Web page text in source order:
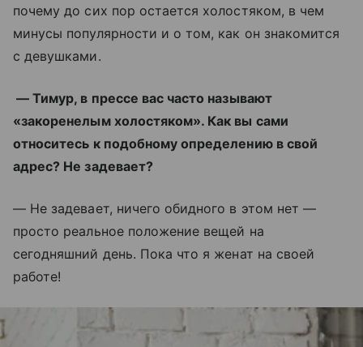
почему до сих пор остается холостяком, в чем
минусы популярности и о том, как он знакомится
с девушками.
— Тимур, в прессе вас часто называют
«закоренелым холостяком». Как вы сами
относитесь к подобному определению в свой
адрес? Не задевает?
— Не задевает, ничего обидного в этом нет —
просто реальное положение вещей на
сегодняшний день. Пока что я женат на своей
работе!